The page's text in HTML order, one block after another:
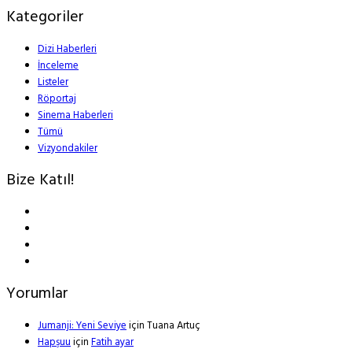
Kategoriler
Dizi Haberleri
İnceleme
Listeler
Röportaj
Sinema Haberleri
Tümü
Vizyondakiler
Bize Katıl!
Yorumlar
Jumanji: Yeni SeviyeiçinTuana Artuç
HapşuuiçinFatih ayar